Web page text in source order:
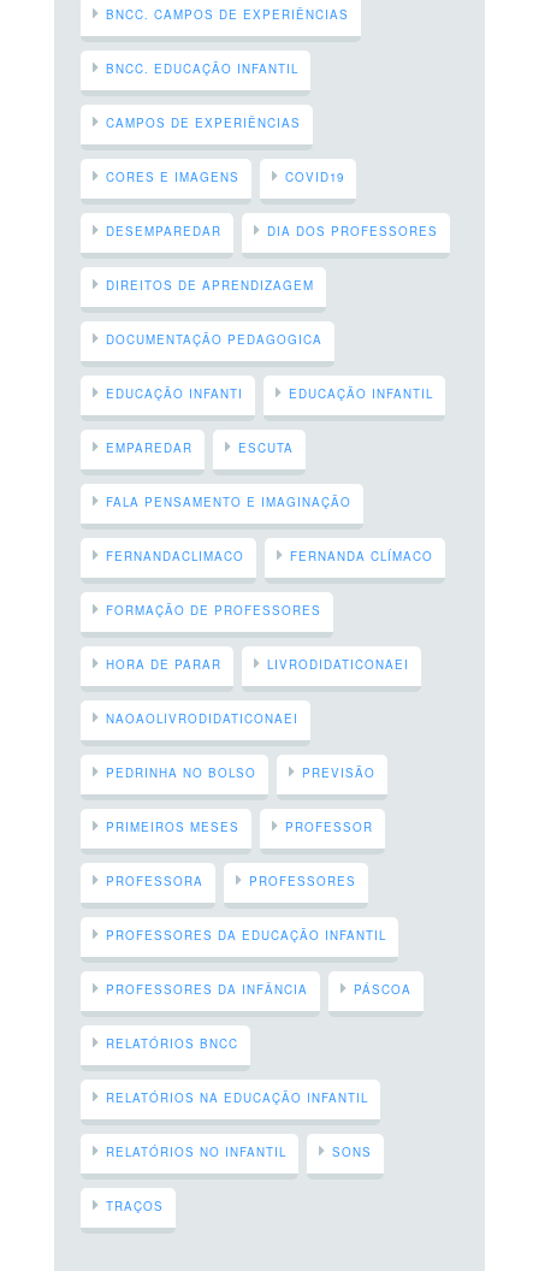
BNCC. CAMPOS DE EXPERIÊNCIAS
BNCC. EDUCAÇÃO INFANTIL
CAMPOS DE EXPERIÊNCIAS
CORES E IMAGENS COVID19
DESEMPAREDAR DIA DOS PROFESSORES
DIREITOS DE APRENDIZAGEM
DOCUMENTAÇÃO PEDAGOGICA
EDUCAÇÃO INFANTI EDUCAÇÃO INFANTIL
EMPAREDAR ESCUTA
FALA PENSAMENTO E IMAGINAÇÃO
FERNANDACLIMACO FERNANDA CLÍMACO
FORMAÇÃO DE PROFESSORES
HORA DE PARAR LIVRODIDATICONAEI
NAOAOLIVRODIDATICONAEI
PEDRINHA NO BOLSO PREVISÃO
PRIMEIROS MESES PROFESSOR
PROFESSORA PROFESSORES
PROFESSORES DA EDUCAÇÃO INFANTIL
PROFESSORES DA INFÂNCIA PÁSCOA
RELATÓRIOS BNCC
RELATÓRIOS NA EDUCAÇÃO INFANTIL
RELATÓRIOS NO INFANTIL SONS
TRAÇOS